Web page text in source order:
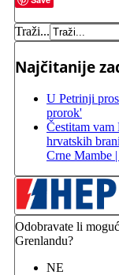
Traži...
Najčitanije
U Petrinji
prorok'
Čestitam vam
hrvatskih
Crne Mambe
Odobravate li
Grenlandu?
NE